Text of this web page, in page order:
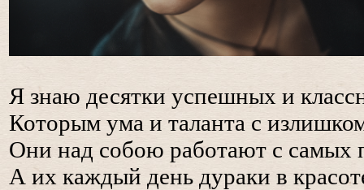
Я знаю десятки успешных и
Которым ума и таланта с
Они над собою работают с самых
А их каждый день дураки в